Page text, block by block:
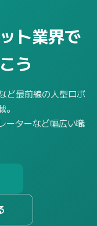
ト業界で
う
最前線の人型ロボ
ーターなど幅広い職